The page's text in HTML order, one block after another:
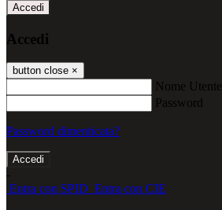
Accedi
Accedi
button close ×
Nome Utente
Password
Password dimenticata?
-
Entra con SPID Entra con CIE